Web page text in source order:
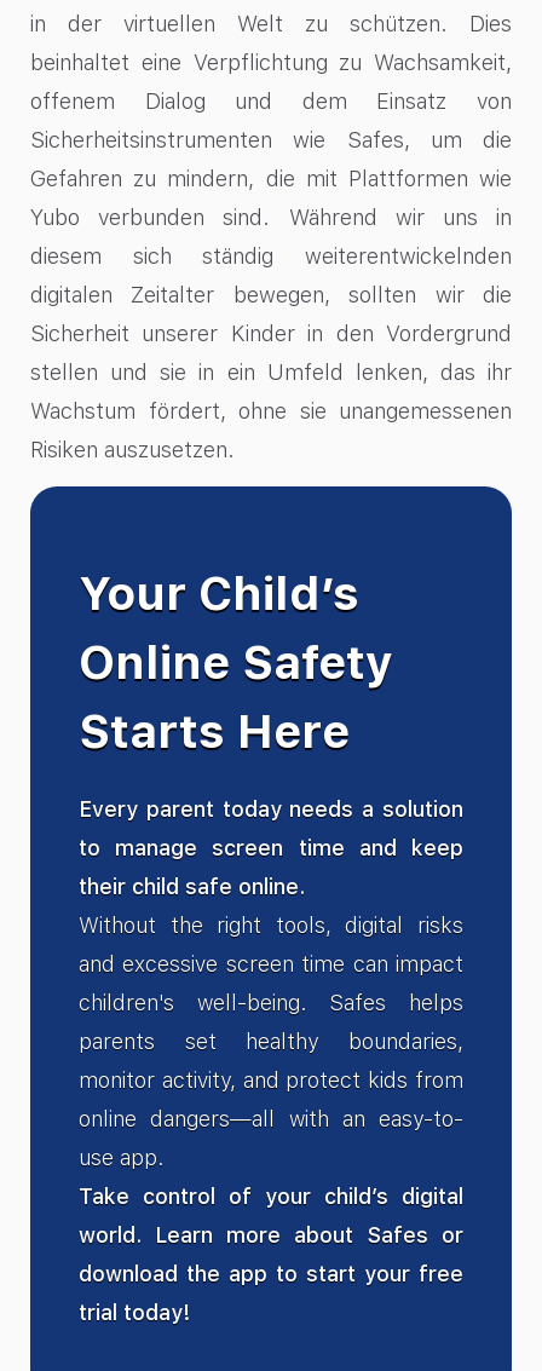
in der virtuellen Welt zu schützen. Dies
beinhaltet eine Verpflichtung zu Wachsamkeit,
offenem Dialog und dem Einsatz von
Sicherheitsinstrumenten wie Safes, um die
Gefahren zu mindern, die mit Plattformen wie
Yubo verbunden sind. Während wir uns in
diesem sich ständig weiterentwickelnden
digitalen Zeitalter bewegen, sollten wir die
Sicherheit unserer Kinder in den Vordergrund
stellen und sie in ein Umfeld lenken, das ihr
Wachstum fördert, ohne sie unangemessenen
Risiken auszusetzen.
Your Child’s
Online Safety
Starts Here
Every parent today needs a solution
to manage screen time and keep
their child safe online.
Without the right tools, digital risks
and excessive screen time can impact
children's well-being. Safes helps
parents set healthy boundaries,
monitor activity, and protect kids from
online dangers—all with an easy-to-
use app.
Take control of your child’s digital
world. Learn more about Safes or
download the app to start your free
trial today!